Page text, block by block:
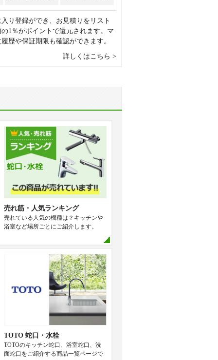
り登録ができ、お見積りをリスト
1％がポイントで還元されます。マ
歴や保証期限も確認ができます。
詳しくはこちら
売れ筋・人気ランキング
売れている人気の機種は？キッチンや
浴室など場所ごとにご紹介します。
TOTO 蛇口・水栓
TOTOのキッチン蛇口、浴室蛇口、洗
面蛇口をご紹介する商品一覧ページで